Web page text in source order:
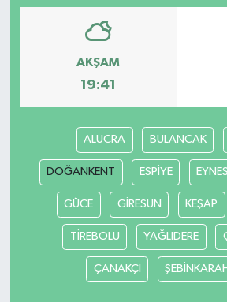
AKŞAM
19:41
ALUCRA BULANCAK
DOĞANKENT ESPİYE
GÜCE GİRESUN KEŞAP
TİREBOLU YAĞLIDERE
ÇANAKÇI